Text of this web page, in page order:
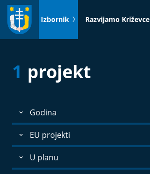
Idi
sadržaj
Izbornik Razvijamo Križevce
1 projekt
Godina
EU projekti
U planu